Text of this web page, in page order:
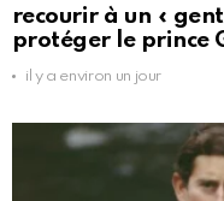
recourir à un «
protéger le prince
il y a environ un jour